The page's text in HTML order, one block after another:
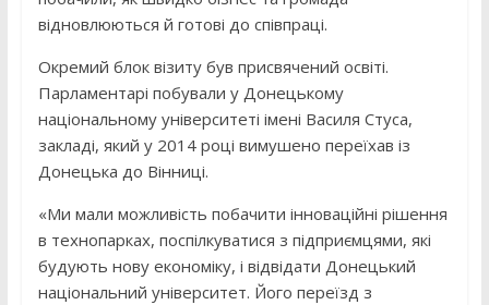
відновлюються й готові до співпраці.
Окремий блок візиту був присвячений освіті.
Парламентарі побували у Донецькому
національному університеті імені Василя Стуса,
закладі, який у 2014 році вимушено переїхав із
Донецька до Вінниці.
«Ми мали можливість побачити інноваційні рішення
в технопарках, поспілкуватися з підприємцями, які
будують нову економіку, і відвідати Донецький
національний університет. Його переїзд з